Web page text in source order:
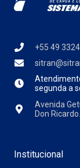
+55 49
segunda a
Avenida
Don
Institucional